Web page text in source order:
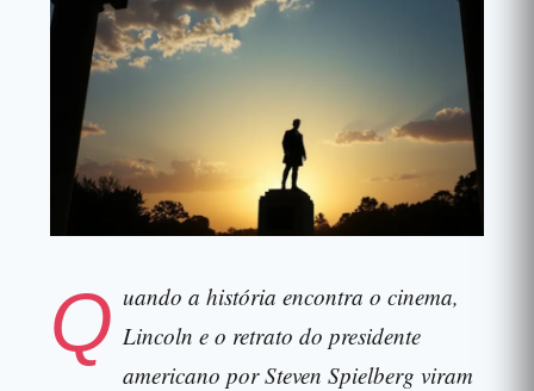
Q uando a história encontra o cinema,
Lincoln e o retrato do presidente
americano por Steven Spielberg viram